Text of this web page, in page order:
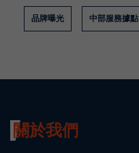
品牌曝光 中部服務據點
關於我們